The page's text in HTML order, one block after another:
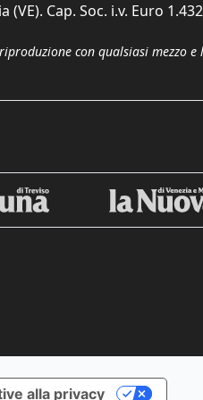
Cap. Soc. i.v. Euro
con qualsiasi mezzo
alla privacy